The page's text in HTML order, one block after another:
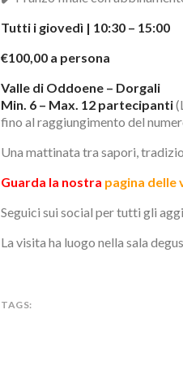
Tutti i giovedì | 10:30 – 15:00
€100,00 a persona
Valle di Oddoene – Dorgali
Min. 6 – Max. 12 partecipanti
fino al raggiungimento del
Una mattinata tra sapori,
Guarda la nostra pagina delle
Seguici sui social per tutti gli
La visita ha luogo nella sala
TAGS: